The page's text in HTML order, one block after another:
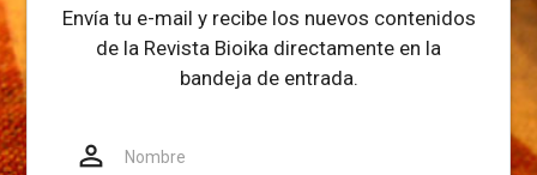
Envía tu e-mail y recibe los nuevos contenidos
de la Revista Bioika directamente en la
bandeja de entrada.
person_outline Nombre
Website